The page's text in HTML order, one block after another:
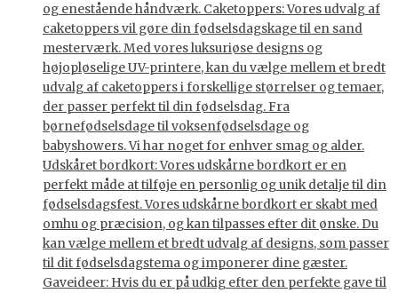
og enestående håndværk. Caketoppers: Vores udvalg af
caketoppers vil gøre din fødselsdagskage til en sand
mesterværk. Med vores luksuriøse designs og
højopløselige UV-printere, kan du vælge mellem et bredt
udvalg af caketoppers i forskellige størrelser og temaer,
der passer perfekt til din fødselsdag. Fra
børnefødselsdage til voksenfødselsdage og
babyshowers. Vi har noget for enhver smag og alder.
Udskåret bordkort: Vores udskårne bordkort er en
perfekt måde at tilføje en personlig og unik detalje til din
fødselsdagsfest. Vores udskårne bordkort er skabt med
omhu og præcision, og kan tilpasses efter dit ønske. Du
kan vælge mellem et bredt udvalg af designs, som passer
til dit fødselsdagstema og imponerer dine gæster.
Gaveideer: Hvis du er på udkig efter den perfekte gave til